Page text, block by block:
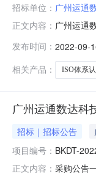
招标单位： 广州运通
正文内容： 广州运通
安全管理
发布时间： 2022-09-
相关产品：
ISO体系
广州运通数达科
招标｜招标公告
项目编号： BKDT-
正文内容： 采购公告